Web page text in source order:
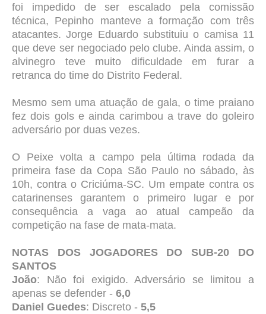
foi impedido de ser escalado pela comissão
técnica, Pepinho manteve a formação com três
atacantes. Jorge Eduardo substituiu o camisa 11
que deve ser negociado pelo clube. Ainda assim, o
alvinegro teve muito dificuldade em furar a
retranca do time do Distrito Federal.
Mesmo sem uma atuação de gala, o time praiano
fez dois gols e ainda carimbou a trave do goleiro
adversário por duas vezes.
O Peixe volta a campo pela última rodada da
primeira fase da Copa São Paulo no sábado, às
10h, contra o Criciúma-SC. Um empate contra os
catarinenses garantem o primeiro lugar e por
consequência a vaga ao atual campeão da
competição na fase de mata-mata.
NOTAS DOS JOGADORES DO SUB-20 DO
SANTOS
João: Não foi exigido. Adversário se limitou a
apenas se defender - 6,0
Daniel Guedes: Discreto - 5,5